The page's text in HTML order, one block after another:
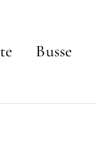
Busse